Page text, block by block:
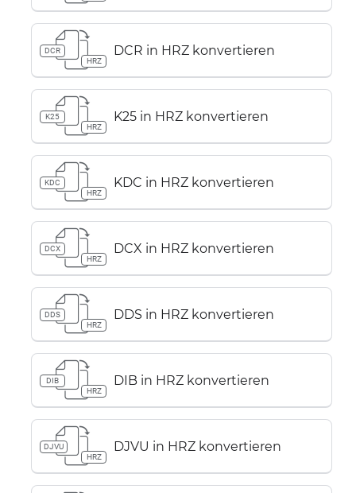
DCR
HRZ
DCR in HRZ konvertieren
K25
HRZ
K25 in HRZ konvertieren
KDC
HRZ
KDC in HRZ konvertieren
DCX
HRZ
DCX in HRZ konvertieren
DDS
HRZ
DDS in HRZ konvertieren
DIB
HRZ
DIB in HRZ konvertieren
DJVU
HRZ
DJVU in HRZ konvertieren